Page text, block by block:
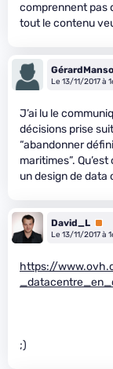
comprennent pas
tout le contenu
Le 13/11/2017 à
J’ai lu le
décisions prise
“abandonner
maritimes”.
un design de data
David_L
Le 13/11/2017 à
https://
;)